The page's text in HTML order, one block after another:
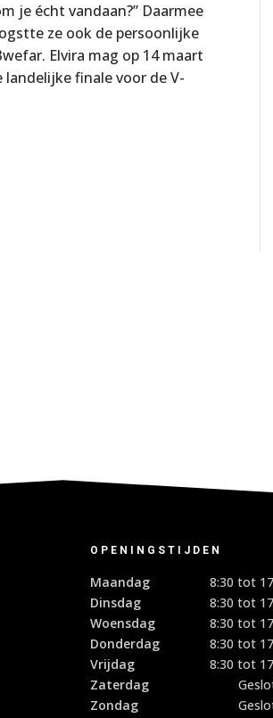
je écht vandaan?” Daarmee
ze ook de persoonlijke
Elvira mag op 14 maart
finale voor de V-
OPENINGSTIJDEN
Maandag
8:30 tot
Dinsdag
8:30 tot
Woensdag
8:30 tot
Donderdag
8:30 tot
Vrijdag
8:30 tot
Zaterdag
Zondag